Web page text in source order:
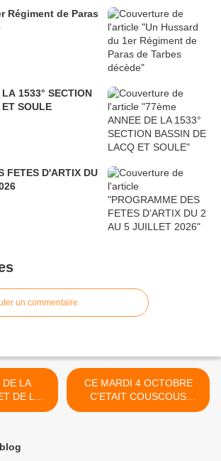
Régiment de Paras
1533° SECTION
SOULE
FETES D'ARTIX DU
un commentaire
DE LA
PAU (64)
CE MARDI 4 OCTOBRE
C'ETAIT COUSCOUS
POUR NOS DAMES